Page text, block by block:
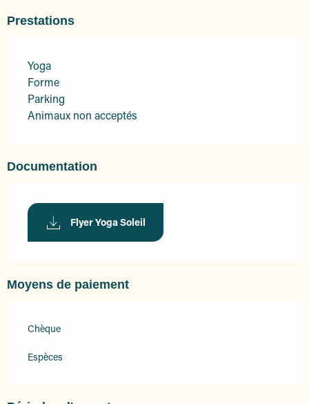
Prestations
Yoga
Forme
Parking
Animaux non acceptés
Documentation
Flyer Yoga Soleil
Moyens de paiement
Chèque
Espèces